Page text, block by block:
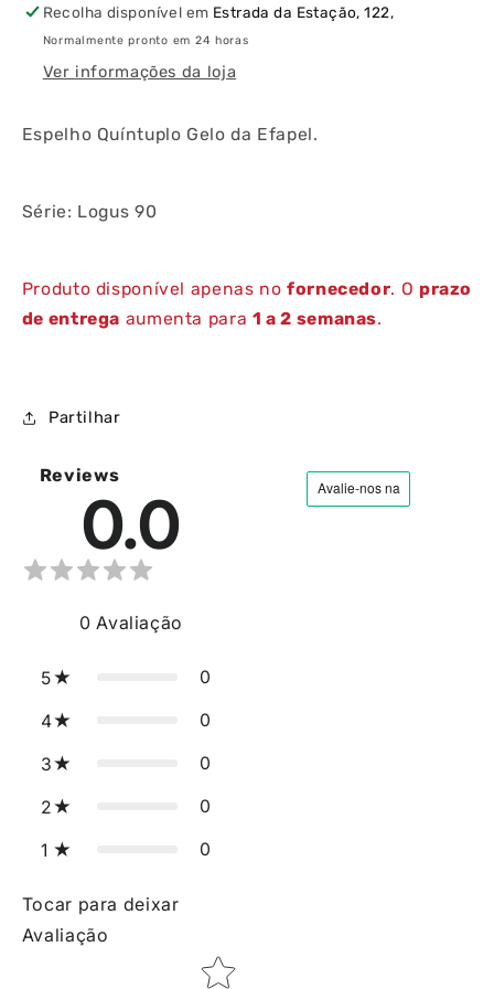
Recolha disponível em Estrada da Estação, 122,
Normalmente pronto em 24 horas
Ver informações da loja
Espelho Quíntuplo Gelo da Efapel.
Série: Logus 90
Produto disponível apenas nofornecedor. O prazo
de entrega aumenta para 1 a 2 semanas.
Partilhar
Reviews
0.0
0 Avaliação
5 0
4 0
3 0
2 0
1 0
Tocar para deixar
Avaliação
Star rating